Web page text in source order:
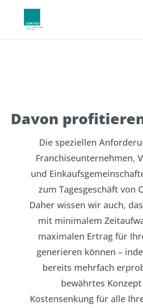
Davon
Die speziellen
Franchiseunternehmen,
und
zum Tagesgeschäft von
Daher wissen wir auch,
mit minimalem
maximalen Ertrag für
generieren können –
bereits mehrfach
bewährtes
Kostensenkung für alle